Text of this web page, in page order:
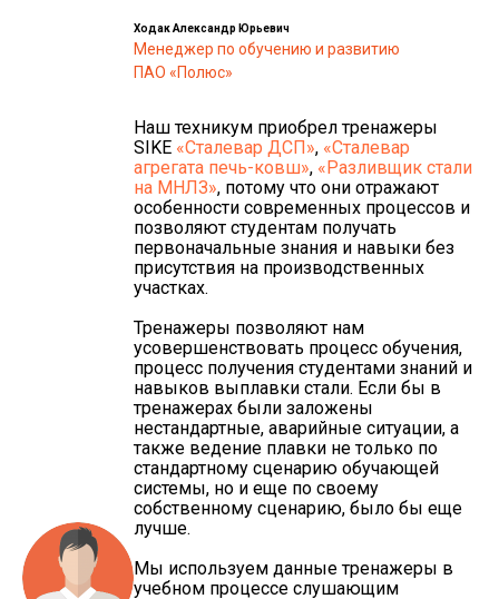
Ходак Александр Юрьевич
Менеджер по обучению и развитию
ПАО «Полюс»
Наш техникум приобрел тренажеры
SIKE «Сталевар ДСП», «Сталевар
агрегата печь-ковш», «Разливщик стали
на МНЛЗ», потому что они отражают
особенности современных процессов и
позволяют студентам получать
первоначальные знания и навыки без
присутствия на производственных
участках.
Тренажеры позволяют нам
усовершенствовать процесс обучения,
процесс получения студентами знаний и
навыков выплавки стали. Если бы в
тренажерах были заложены
нестандартные, аварийные ситуации, а
также ведение плавки не только по
стандартному сценарию обучающей
системы, но и еще по своему
собственному сценарию, было бы еще
лучше.
Мы используем данные тренажеры в
учебном процессе слушающим